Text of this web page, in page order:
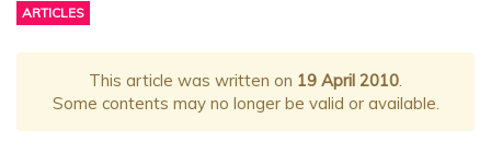
ARTICLES
This article was written on 19 April 2010.
Some contents may no longer be valid or available.